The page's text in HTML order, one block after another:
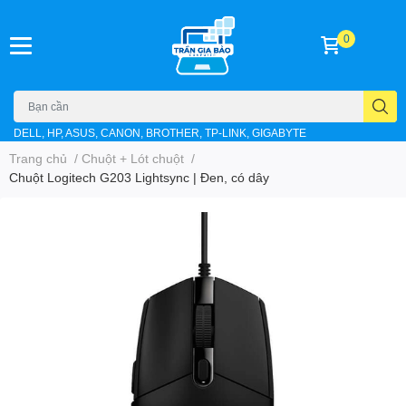
DELL, HP, ASUS, CANON, BROTHER, TP-LINK, GIGABYTE
0
Trang chủ / Chuột + Lót chuột /
Chuột Logitech G203 Lightsync | Đen, có dây